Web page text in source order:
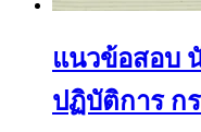
แนวข้อสอบ
ปฏิบัติการ ก